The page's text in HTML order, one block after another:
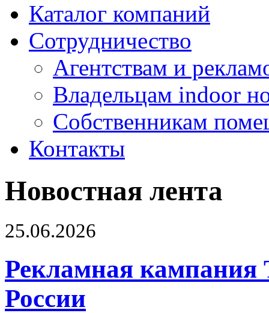
Каталог компаний
Сотрудничество
Агентствам и
Владельцам indoor
Собственникам
Контакты
Новостная лента
25.06.2026
Рекламная кампания
России